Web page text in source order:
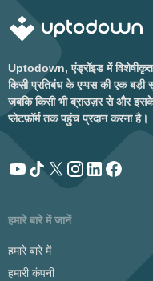
Uptodown, एंड्रॉइड में विशेषीकृत
किसी प्रतिबंध के एप्पस की एक
जबकि किसी भी ब्राउज़र से और
प्लेटफ़ॉर्म तक पहुंच प्रदान करना है।
हमारे बारे में जानें
हमारे बारे में
हमारी कंपनी